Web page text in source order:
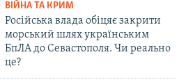
ВІЙНА ТА КРИМ
Російська влада обіцяє закрити
морський шлях українським
БпЛА до Севастополя. Чи реально
це?